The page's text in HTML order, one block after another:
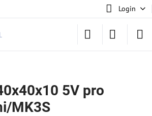
Login
5V pro
MK3S